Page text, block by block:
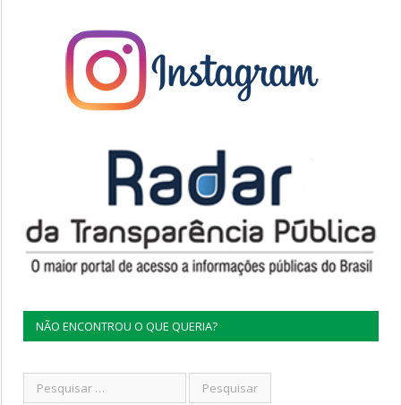
NÃO ENCONTROU O QUE QUERIA?